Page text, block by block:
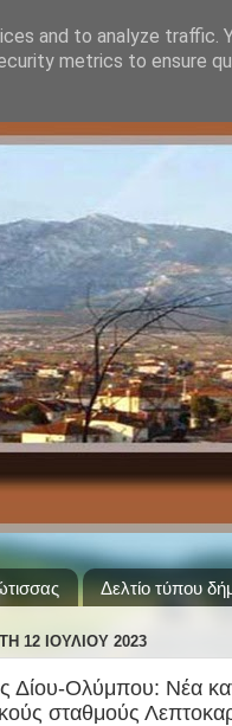
Δελτίο τύπου
12 ΙΟΥΛΊΟΥ 2023
Δίου-Ολύμπου: Νέα
σταθμούς
and to analyze traffic.
metrics to ensure